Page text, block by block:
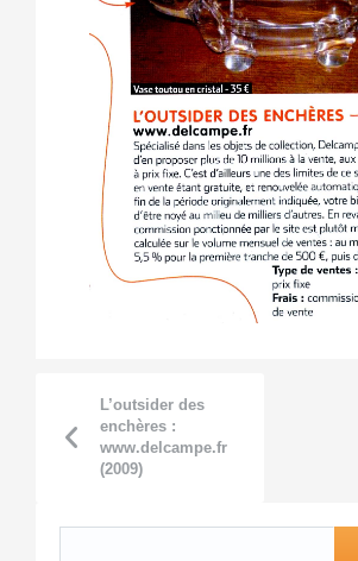
L’outsider des
enchères :
www.delcampe.fr
(2009)